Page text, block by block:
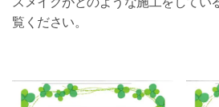
覧ください。